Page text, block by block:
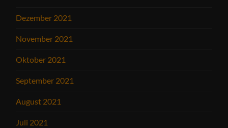
Dezember 2021
November 2021
Oktober 2021
September 2021
August 2021
Juli 2021